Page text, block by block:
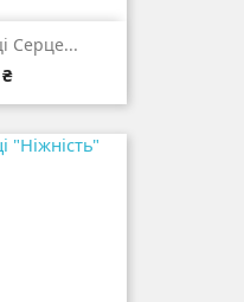
Серце...